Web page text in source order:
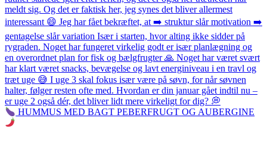
HUMMUS MED BAGT PEBERFRUGT OG AUBERGINE